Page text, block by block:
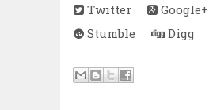
Twitter
Google+
Stumble
Digg